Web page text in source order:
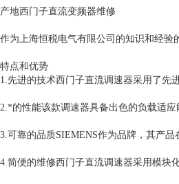
产地西门子直流变频器维修
作为上海恒税电气有限公司的知识和经
特点和优势
1.先进的技术西门子直流调速器采用了先
2.*的性能该款调速器具备出色的负载适
3.可靠的品质SIEMENS作为品牌，其产
4.简便的维修西门子直流调速器采用模块